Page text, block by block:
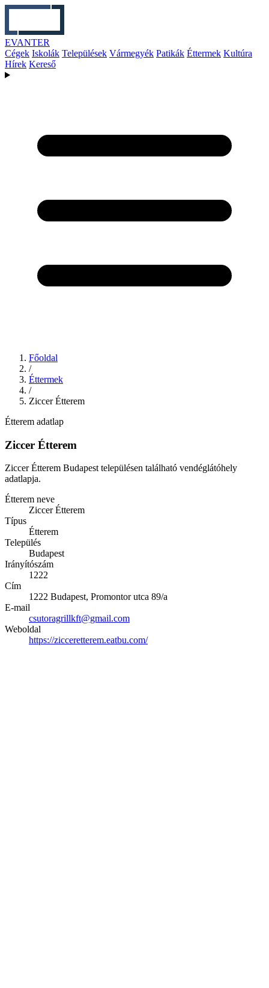
EVANTER
Cégek Iskolák Települések Vármegyék Patikák Éttermek Kultúra
Hírek Kereső
Főoldal
/
Éttermek
/
Ziccer Étterem
Étterem adatlap
Ziccer Étterem
Ziccer Étterem Budapest településen található vendéglátóhely
adatlapja.
Étterem neve
Ziccer Étterem
Típus
Étterem
Település
Budapest
Irányítószám
1222
Cím
1222 Budapest, Promontor utca 89/a
E-mail
csutoragrillkft@gmail.com
Weboldal
https://zicceretterem.eatbu.com/